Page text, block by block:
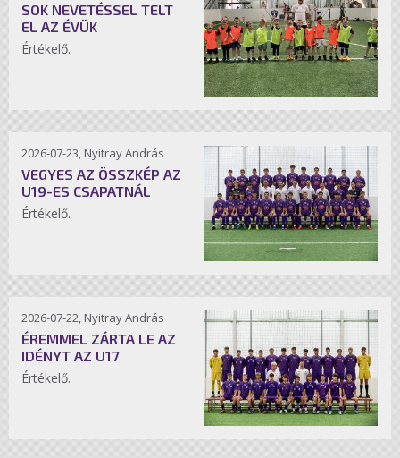
SOK NEVETÉSSEL TELT
EL AZ ÉVÜK
Értékelő.
2026-07-23, Nyitray András
VEGYES AZ ÖSSZKÉP AZ
U19-ES CSAPATNÁL
Értékelő.
2026-07-22, Nyitray András
ÉREMMEL ZÁRTA LE AZ
IDÉNYT AZ U17
Értékelő.